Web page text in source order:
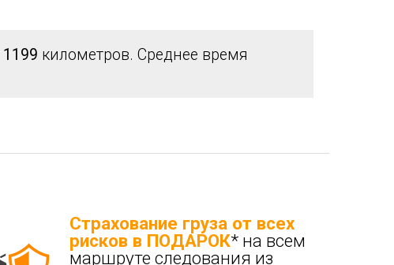
1199 километров. Среднее время
Страхование груза от всех
рисков в ПОДАРОК* на всем
маршруте следования из